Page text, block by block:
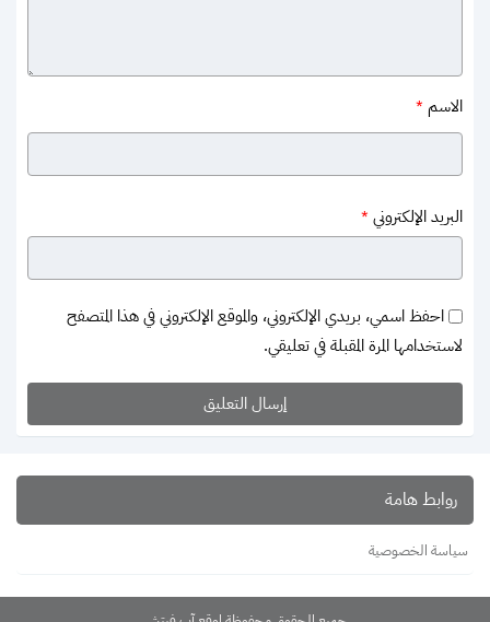
الاسم *
البريد الإلكتروني *
احفظ اسمي، بريدي الإلكتروني، والموقع الإلكتروني في هذا المتصفح
لاستخدامها المرة المقبلة في تعليقي.
روابط هامة
سياسة الخصوصية